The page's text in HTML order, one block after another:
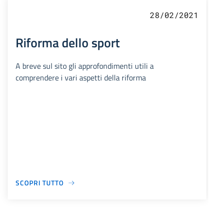
28/02/2021
Riforma dello sport
A breve sul sito gli approfondimenti utili a
comprendere i vari aspetti della riforma
SCOPRI TUTTO